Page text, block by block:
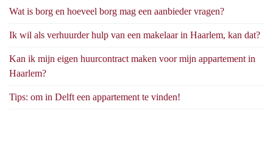
Wat is borg en hoeveel borg mag een aanbieder vragen?
Ik wil als verhuurder hulp van een makelaar in Haarlem, kan dat?
Kan ik mijn eigen huurcontract maken voor mijn appartement in
Haarlem?
Tips: om in Delft een appartement te vinden!